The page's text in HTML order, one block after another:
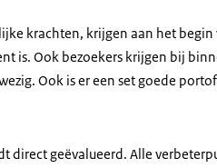
krachten, krijgen aan het
is. Ook bezoekers krijgen bij
Ook is er een set goede
direct geëvalueerd. Alle